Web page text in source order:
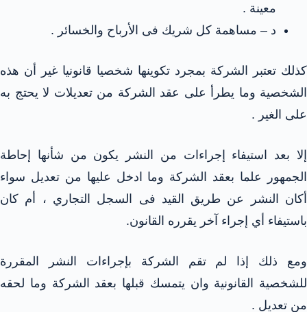
معينة .
د – مساهمة كل شريك فى الأرباح والخسائر .
كذلك تعتبر الشركة بمجرد تكوينها شخصيا قانونيا غير أن هذه
الشخصية وما يطرأ على عقد الشركة من تعديلات لا يحتج به
على الغير .
إلا بعد استيفاء إجراءات من النشر يكون من شأنها إحاطة
الجمهور علما بعقد الشركة وما ادخل عليها من تعديل سواء
أكان النشر عن طريق القيد فى السجل التجاري ، أم كان
باستيفاء أي إجراء آخر يقرره القانون.
ومع ذلك إذا لم تقم الشركة بإجراءات النشر المقررة
للشخصية القانونية وان يتمسك قبلها بعقد الشركة وما لحقه
من تعديل .